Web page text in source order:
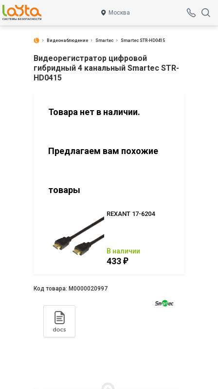
Москва
Видеонаблюдение Smartec Smartec STR-HD0415
Видеорегистратор цифровой
гибридный 4 канальный Smartec STR-
HD0415
Товара нет в наличии.
Предлагаем вам похожие
товары
REXANT 17-6204
433 ₽
В наличии
Код товара: М0000020997